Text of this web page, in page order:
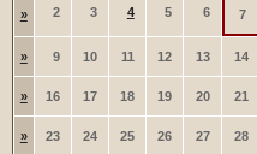
» 2 3 4 5 6 7
» 9 10 11 12 13 14
» 16 17 18 19 20 21
» 23 24 25 26 27 28